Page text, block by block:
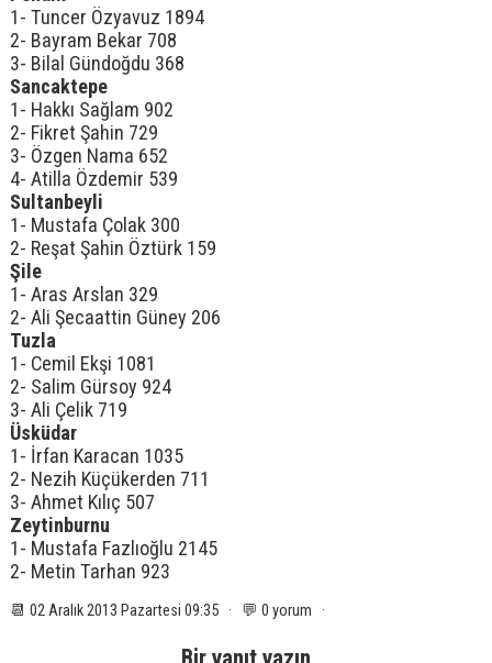
1- Tuncer Özyavuz 1894
2- Bayram Bekar 708
3- Bilal Gündoğdu 368
Sancaktepe
1- Hakkı Sağlam 902
2- Fikret Şahin 729
3- Özgen Nama 652
4- Atilla Özdemir 539
Sultanbeyli
1- Mustafa Çolak 300
2- Reşat Şahin Öztürk 159
Şile
1- Aras Arslan 329
2- Ali Şecaattin Güney 206
Tuzla
1- Cemil Ekşi 1081
2- Salim Gürsoy 924
3- Ali Çelik 719
Üsküdar
1- İrfan Karacan 1035
2- Nezih Küçükerden 711
3- Ahmet Kılıç 507
Zeytinburnu
1- Mustafa Fazlıoğlu 2145
2- Metin Tarhan 923
📆 02 Aralık 2013 Pazartesi 09:35 · 💬 0 yorum ·